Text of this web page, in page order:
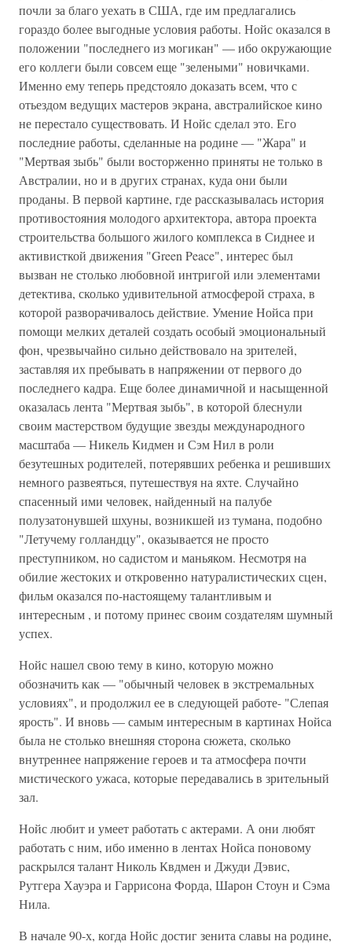
почли за благо уехать в США, где им предлагались
гораздо более выгодные условия работы. Нойс оказался в
положении "последнего из могикан" — ибо окружающие
его коллеги были совсем еще "зелеными" новичками.
Именно ему теперь предстояло доказать всем, что с
отьездом ведущих мастеров экрана, австралийское кино
не перестало существовать. И Нойс сделал это. Его
последние работы, сделанные на родине — "Жара" и
"Мертвая зыбь" были восторженно приняты не только в
Австралии, но и в других странах, куда они были
проданы. В первой картине, где рассказывалась история
противостояния молодого архитектора, автора проекта
строительства большого жилого комплекса в Сиднее и
активисткой движения "Green Peace", интерес был
вызван не столько любовной интригой или элементами
детектива, сколько удивительной атмосферой страха, в
которой разворачивалось действие. Умение Нойса при
помощи мелких деталей создать особый эмоциональный
фон, чрезвычайно сильно действовало на зрителей,
заставляя их пребывать в напряжении от первого до
последнего кадра. Еще более динамичной и насыщенной
оказалась лента "Мертвая зыбь", в которой блеснули
своим мастерством будущие звезды международного
масштаба — Никель Кидмен и Сэм Нил в роли
безутешных родителей, потерявших ребенка и решивших
немного развеяться, путешествуя на яхте. Случайно
спасенный ими человек, найденный на палубе
полузатонувшей шхуны, возникшей из тумана, подобно
"Летучему голландцу", оказывается не просто
преступником, но садистом и маньяком. Несмотря на
обилие жестоких и откровенно натуралистических сцен,
фильм оказался по-настоящему талантливым и
интересным , и потому принес своим создателям шумный
успех.
Нойс нашел свою тему в кино, которую можно
обозначить как — "обычный человек в экстремальных
условиях", и продолжил ее в следующей работе- "Слепая
ярость". И вновь — самым интересным в картинах Нойса
была не столько внешняя сторона сюжета, сколько
внутреннее напряжение героев и та атмосфера почти
мистического ужаса, которые передавались в зрительный
зал.
Нойс любит и умеет работать с актерами. А они любят
работать с ним, ибо именно в лентах Нойса поновому
раскрылся талант Николь Квдмен и Джуди Дэвис,
Рутгера Хауэра и Гаррисона Форда, Шарон Стоун и Сэма
Нила.
В начале 90-х, когда Нойс достиг зенита славы на родине,